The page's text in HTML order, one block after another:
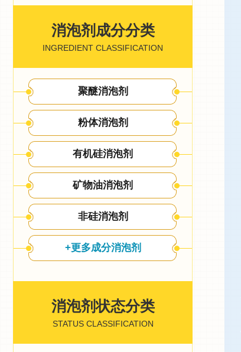
消泡剂成分分类
INGREDIENT CLASSIFICATION
聚醚消泡剂
粉体消泡剂
有机硅消泡剂
矿物油消泡剂
非硅消泡剂
+更多成分消泡剂
消泡剂状态分类
STATUS CLASSIFICATION